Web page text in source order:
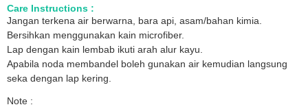
Care Instructions :
Jangan terkena air berwarna, bara api, asam/bahan kimia.
Bersihkan menggunakan kain microfiber.
Lap dengan kain lembab ikuti arah alur kayu.
Apabila noda membandel boleh gunakan air kemudian langsung
seka dengan lap kering.
Note :